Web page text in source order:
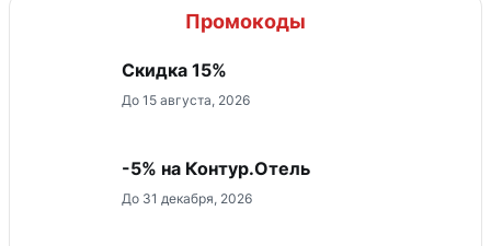
Промокоды
Скидка 15%
До 15 августа, 2026
-5% на Контур.Отель
До 31 декабря, 2026